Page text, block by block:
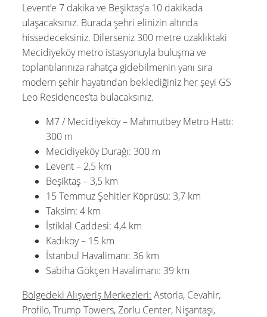
Levent’e 7 dakika ve Beşiktaş’a 10 dakikada
ulaşacaksınız. Burada şehri elinizin altında
hissedeceksiniz. Dilerseniz 300 metre uzaklıktaki
Mecidiyeköy metro istasyonuyla buluşma ve
toplantılarınıza rahatça gidebilmenin yanı sıra
modern şehir hayatından beklediğiniz her şeyi GS
Leo Residences’ta bulacaksınız.
M7 / Mecidiyeköy – Mahmutbey Metro Hattı:
300 m
Mecidiyeköy Durağı: 300 m
Levent – 2,5 km
Beşiktaş – 3,5 km
15 Temmuz Şehitler Köprüsü: 3,7 km
Taksim: 4 km
İstiklal Caddesi: 4,4 km
Kadıköy – 15 km
İstanbul Havalimanı: 36 km
Sabiha Gökçen Havalimanı: 39 km
Bölgedeki Alışveriş Merkezleri: Astoria, Cevahir,
Profilo, Trump Towers, Zorlu Center, Nişantaşı,